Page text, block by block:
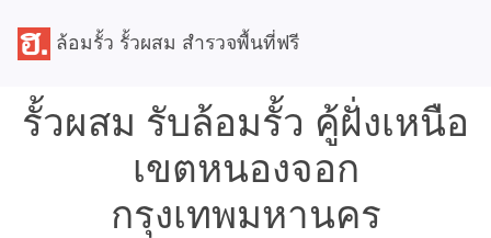
ล้อมรั้ว รั้วผสม สำรวจพื้นที่ฟรี
รั้วผสม รับล้อมรั้ว คู้ฝั่งเหนือ
เขตหนองจอก
กรุงเทพมหานคร